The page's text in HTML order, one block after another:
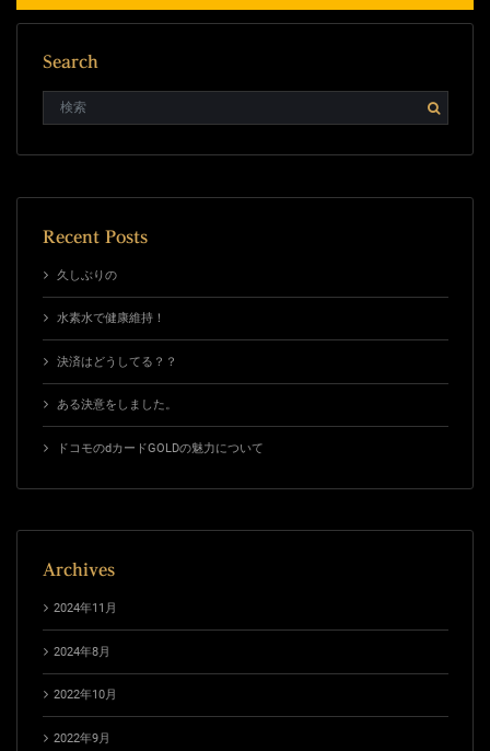
Search
Recent Posts
久しぶりの
水素水で健康維持！
決済はどうしてる？？
ある決意をしました。
ドコモのdカードGOLDの魅力について
Archives
2024年11月
2024年8月
2022年10月
2022年9月